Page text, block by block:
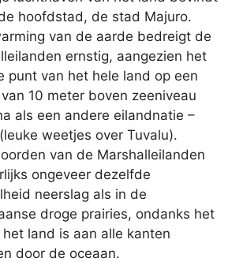
hoofdstad, de stad Majuro.
van de aarde bedreigt de
ernstig, aangezien het
punt van het hele land op een
10 meter boven zeeniveau
als een andere eilandnatie –
weetjes over Tuvalu).
van de Marshalleilanden
ongeveer dezelfde
neerslag als in de
droge prairies, ondanks het
land is aan alle kanten
door de oceaan.